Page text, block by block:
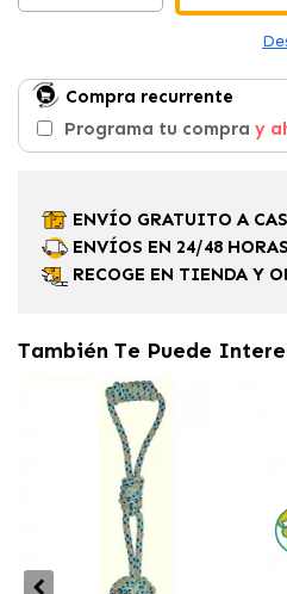
Compra recurrente
Programa tu compra y
ENVÍO GRATUITO A
ENVÍOS EN 24/48 HORAS
RECOGE EN TIENDA Y
También Te Puede